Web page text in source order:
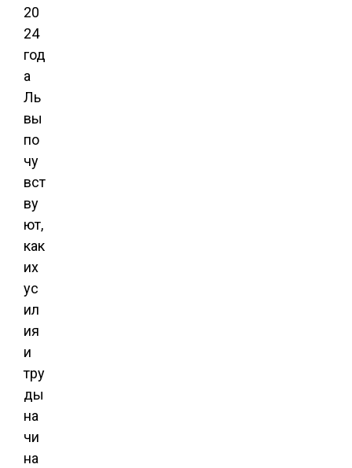
20
24
год
а
Ль
вы
по
чу
вст
ву
ют,
как
их
ус
ил
ия
и
тру
ды
на
чи
на